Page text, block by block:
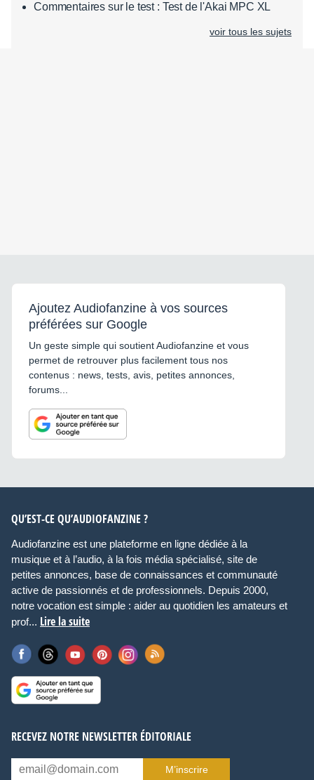
Commentaires sur le test : Test de l'Akai MPC XL
voir tous les sujets
Ajoutez Audiofanzine à vos sources
préférées sur Google
Un geste simple qui soutient Audiofanzine et vous
permet de retrouver plus facilement tous nos
contenus : news, tests, avis, petites annonces,
forums...
QU’EST-CE QU’AUDIOFANZINE ?
Audiofanzine est une plateforme en ligne dédiée à la
musique et à l’audio, à la fois média spécialisé, site de
petites annonces, base de connaissances et communauté
active de passionnés et de professionnels. Depuis 2000,
notre vocation est simple : aider au quotidien les amateurs et
prof... Lire la suite
RECEVEZ NOTRE NEWSLETTER ÉDITORIALE
M’inscrire